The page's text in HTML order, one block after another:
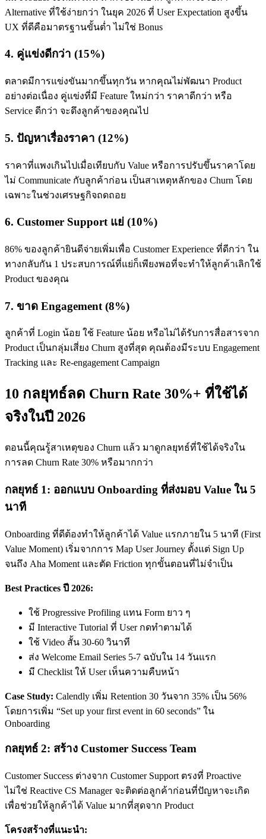
Alternative ที่ใช้ง่ายกว่า ในยุค 2026 ที่ User Expectation สูงขึ้น
UX ที่ดีคือมาตรฐานขั้นต่ำ ไม่ใช่ Bonus
4. คู่แข่งดีกว่า (15%)
ตลาดมีการแข่งขันมากขึ้นทุกวัน หากคุณไม่พัฒนา Product
อย่างต่อเนื่อง คู่แข่งที่มี Feature ใหม่กว่า ราคาดีกว่า หรือ
Service ดีกว่า จะดึงลูกค้าของคุณไป
5. ปัญหาเรื่องราคา (12%)
ราคาที่แพงเกินไปเมื่อเทียบกับ Value หรือการปรับขึ้นราคาโดย
ไม่ Communicate กับลูกค้าก่อน เป็นสาเหตุหลักของ Churn โดย
เฉพาะในช่วงเศรษฐกิจถดถอย
6. Customer Support แย่ (10%)
86% ของลูกค้ายินดีจ่ายเพิ่มเพื่อ Customer Experience ที่ดีกว่า ใน
ทางกลับกัน 1 ประสบการณ์ที่แย่ก็เพียงพอที่จะทำให้ลูกค้าเลิกใช้
Product ของคุณ
7. ขาด Engagement (8%)
ลูกค้าที่ Login น้อย ใช้ Feature น้อย หรือไม่ได้รับการสื่อสารจาก
Product เป็นกลุ่มเสี่ยง Churn สูงที่สุด คุณต้องมีระบบ Engagement
Tracking และ Re-engagement Campaign
10 กลยุทธ์ลด Churn Rate 30%+ ที่ใช้ได้
จริงในปี 2026
ตอนนี้คุณรู้สาเหตุของ Churn แล้ว มาดูกลยุทธ์ที่ใช้ได้จริงใน
การลด Churn Rate 30% หรือมากกว่า
กลยุทธ์ 1: ออกแบบ Onboarding ที่ส่งมอบ Value ใน 5
นาที
Onboarding ที่ดีต้องทำให้ลูกค้าได้ Value แรกภายใน 5 นาที (First
Value Moment) เริ่มจากการ Map User Journey ตั้งแต่ Sign Up
จนถึง Aha Moment และตัด Friction ทุกขั้นตอนที่ไม่จำเป็น
Best Practices ปี 2026:
ใช้ Progressive Profiling แทน Form ยาว ๆ
มี Interactive Tutorial ที่ User กดทำตามได้
ใช้ Video สั้น 30-60 วินาที
ส่ง Welcome Email Series 5-7 ฉบับใน 14 วันแรก
มี Checklist ให้ User เห็นความคืบหน้า
Case Study: Calendly เพิ่ม Retention 30 วันจาก 35% เป็น 56%
โดยการเพิ่ม “Set up your first event in 60 seconds” ใน
Onboarding
กลยุทธ์ 2: สร้าง Customer Success Team
Customer Success ต่างจาก Customer Support ตรงที่ Proactive
ไม่ใช่ Reactive CS Manager จะติดต่อลูกค้าก่อนที่ปัญหาจะเกิด
เพื่อช่วยให้ลูกค้าได้ Value มากที่สุดจาก Product
โครงสร้างที่แนะนำ: